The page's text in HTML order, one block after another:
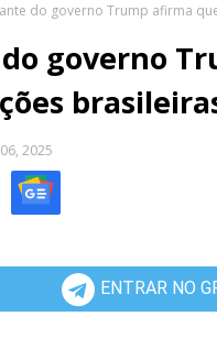
do governo Trump afirma
governo
2025
ENTRAR NO